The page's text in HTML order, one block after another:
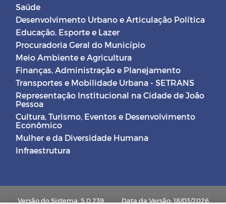
Saúde
Desenvolvimento Urbano e Articulação Política
Educação, Esporte e Lazer
Procuradoria Geral do Município
Meio Ambiente e Agricultura
Finanças, Administração e Planejamento
Transportes e Mobilidade Urbana - SETRANS
Representação Institucional na Cidade de João
Pessoa
Cultura, Turismo, Eventos e Desenvolvimento
Econômico
Mulher e da Diversidade Humana
Infraestrutura
Versão do Sistema: 5.0.239 Data da Versão: 18/03/2026